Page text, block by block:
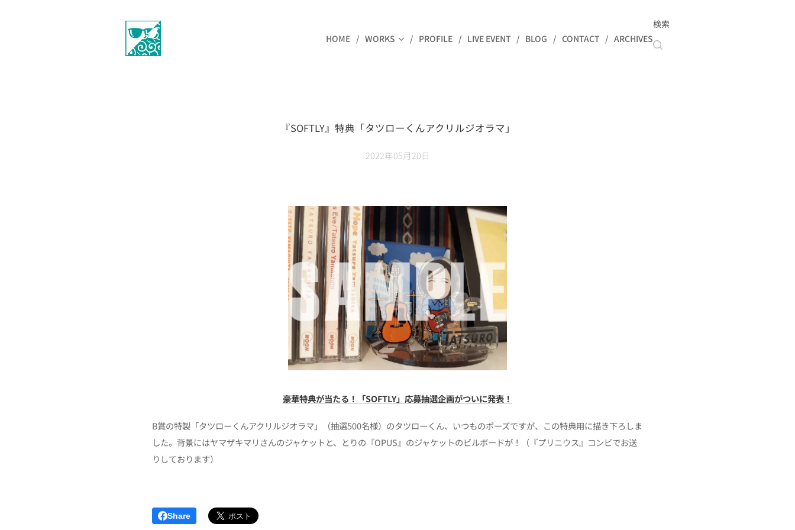
HOME WORKS PROFILE LIVE EVENT BLOG CONTACT ARCHIVES
検索
『SOFTLY』特典「タツローくんアクリルジオラマ」
2022年05月20日
豪華特典が当たる！「SOFTLY」応募抽選企画がついに発表！
B賞の特製「タツローくんアクリルジオラマ」（抽選500名様）のタツローくん、いつものポーズですが、この特典用に描き下ろしま
した。背景にはヤマザキマリさんのジャケットと、とりの『OPUS』のジャケットのビルボードが！（『プリニウス』コンビでお送
りしております）
Share